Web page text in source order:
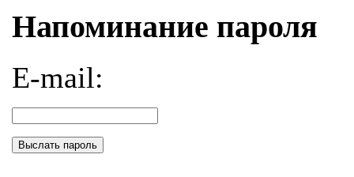
Напоминание пароля
E-mail:
Выслать пароль